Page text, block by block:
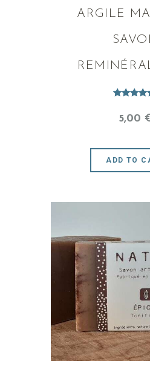
ARGILE
5.00
sur 5
5,00
ADD TO